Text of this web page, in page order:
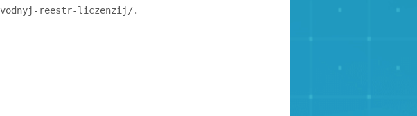
reestr-liczenzij/.